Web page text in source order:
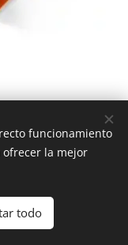
reservados
funcionamiento
la mejor
todo